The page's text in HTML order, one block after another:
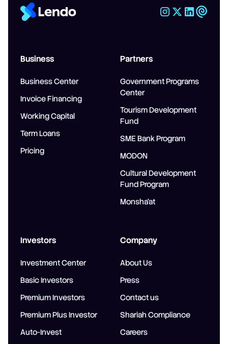
Business
Business Center
Invoice Financing
Working Capital
Term Loans
Pricing
Partners
Government Programs
Center
Tourism Development
Fund
SME Bank Program
MODON
Cultural Development
Fund Program
Monsha'at
Investors
Investment Center
Basic Investors
Premium Investors
Premium Plus Investor
Auto-Invest
Company
About Us
Press
Contact us
Shariah Compliance
Careers